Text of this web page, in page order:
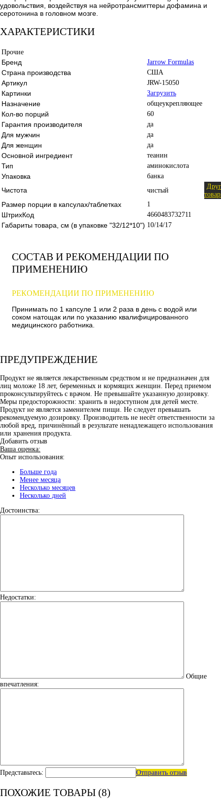
удовольствия, воздействуя на нейротрансмиттеры дофамина и
серотонина в головном мозге.
ХАРАКТЕРИСТИКИ
Прочие
Бренд Jarrow Formulas
Страна производства США
Артикул JRW-15050
Картинки Загрузить
Назначение общеукрепляющее
Кол-во порций 60
Гарантия производителя да
Для мужчин да
Для женщин да
Основной ингредиент теанин
Тип аминокислота
Упаковка банка
Чистота чистый
Размер порции в капсулах/таблетках 1
ШтрихКод 4660483732711
Габариты товара, см (в упаковке "32/12*10") 10/14/17
СОСТАВ И РЕКОМЕНДАЦИИ ПО
ПРИМЕНЕНИЮ
РЕКОМЕНДАЦИИ ПО ПРИМЕНЕНИЮ
Принимать по 1 капсуле 1 или 2 раза в день с водой или
соком натощак или по указанию квалифицированного
медицинского работника.
ПРЕДУПРЕЖДЕНИЕ
Продукт не является лекарственным средством и не предназначен для
лиц моложе 18 лет, беременных и кормящих женщин. Перед приемом
проконсультируйтесь с врачом. Не превышайте указанную дозировку.
Меры предосторожности: хранить в недоступном для детей месте.
Продукт не является заменителем пищи. Не следует превышать
рекомендуемую дозировку. Производитель не несёт ответственности за
любой вред, причинённый в результате ненадлежащего использования
или хранения продукта.
Добавить отзыв
Ваша оценка:
Опыт использования:
Больше года
Менее месяца
Несколько месяцев
Несколько дней
Достоинства:
Недостатки:
Общие
впечатления:
Представьтесь: Отправить отзыв
ПОХОЖИЕ ТОВАРЫ (8)